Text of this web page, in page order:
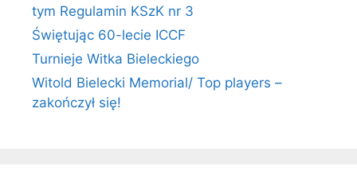
tym Regulamin KSzK nr 3
Świętując 60-lecie ICCF
Turnieje Witka Bieleckiego
Witold Bielecki Memorial/ Top players –
zakończył się!